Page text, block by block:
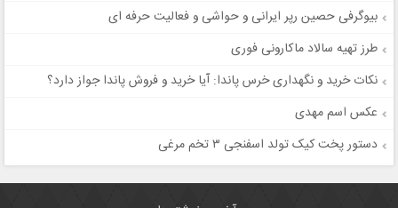
بیوگرفی حصین رپر ایرانی و حواشی و فعالیت حرفه ای
طرز تهیه سالاد ماکارونی فوری
نکات خرید و نگهداری خرس پاندا: آیا خرید و فروش پاندا جواز دارد؟
عکس اسم مهدی
دستور پخت کیک تولد اسفنجی ۳ تخم مرغی